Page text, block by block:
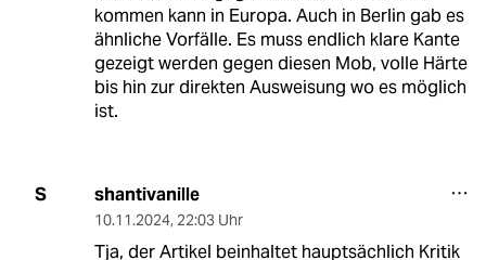
kommen kann in Europa. Auch in Berlin gab es
ähnliche Vorfälle. Es muss endlich klare Kante
gezeigt werden gegen diesen Mob, volle Härte
bis hin zur direkten Ausweisung wo es möglich
ist.
S shantivanille
10.11.2024, 22:03 Uhr
Tja, der Artikel beinhaltet hauptsächlich Kritik